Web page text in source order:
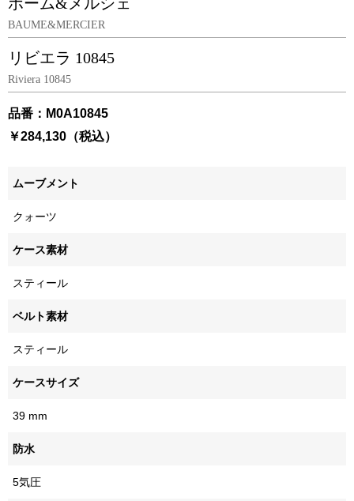
ボーム&メルシェ
BAUME&MERCIER
リビエラ 10845
Riviera 10845
品番：M0A10845
￥284,130（税込）
ムーブメント
クォーツ
ケース素材
スティール
ベルト素材
スティール
ケースサイズ
39 mm
防水
5気圧